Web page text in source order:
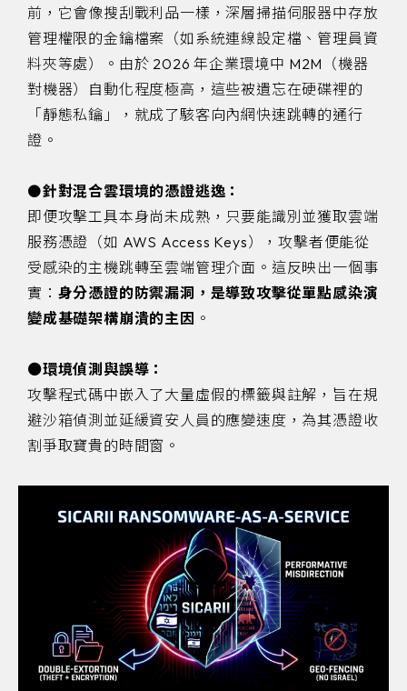
前，它會像搜刮戰利品一樣，深層掃描伺服器中存放
管理權限的金鑰檔案（如系統連線設定檔、管理員資
料夾等處）。由於 2026 年企業環境中 M2M（機器
對機器）自動化程度極高，這些被遺忘在硬碟裡的
「靜態私鑰」，就成了駭客向內網快速跳轉的通行
證。
⚫針對混合雲環境的憑證逃逸：
即便攻擊工具本身尚未成熟，只要能識別並獲取雲端
服務憑證（如 AWS Access Keys），攻擊者便能從
受感染的主機跳轉至雲端管理介面。這反映出一個事
實： 身分憑證的防禦漏洞，是導致攻擊從單點感染演
變成基礎架構崩潰的主因 。
⚫環境偵測與誤導：
攻擊程式碼中嵌入了大量虛假的標籤與註解，旨在規
避沙箱偵測並延緩資安人員的應變速度，為其憑證收
割爭取寶貴的時間窗。